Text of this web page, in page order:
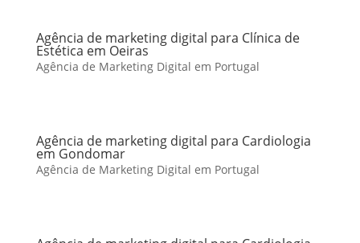
Agência de marketing digital para Clínica de
Estética em Oeiras
Agência de Marketing Digital em Portugal
Agência de marketing digital para Cardiologia
em Gondomar
Agência de Marketing Digital em Portugal